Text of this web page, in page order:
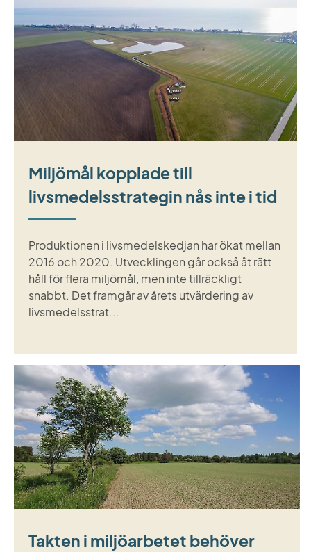
Miljömål kopplade till
livsmedelsstrategin nås inte i tid
Produktionen i livsmedelskedjan har ökat mellan
2016 och 2020. Utvecklingen går också åt rätt
håll för flera miljömål, men inte tillräckligt
snabbt. Det framgår av årets utvärdering av
livsmedelsstrat...
Takten i miljöarbetet behöver